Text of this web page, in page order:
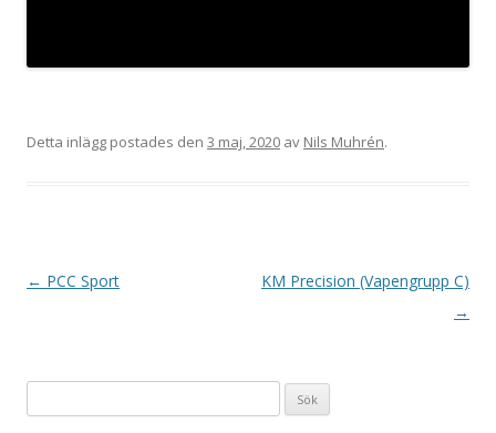
Detta inlägg postades den 3 maj, 2020 av Nils Muhrén.
I← PCC Sport
KM Precision (Vapengrupp C)
→
efter: